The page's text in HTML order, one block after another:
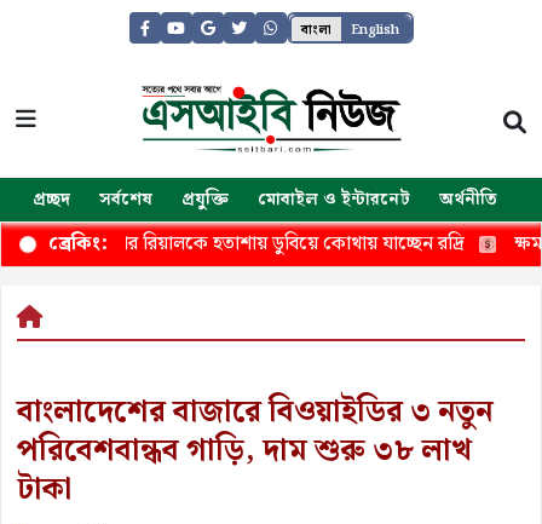
বাংলা English
প্রচ্ছদ সর্বশেষ প্রযুক্তি মোবাইল ও ইন্টারনেট অর্থনীতি
ব্রেকিং:
এবার রিয়ালকে হতাশায় ডুবিয়ে কোথায় যাচ্ছেন রদ্রি ক্ষমতা
বাংলাদেশের বাজারে বিওয়াইডির ৩ নতুন
পরিবেশবান্ধব গাড়ি, দাম শুরু ৩৮ লাখ
টাকা